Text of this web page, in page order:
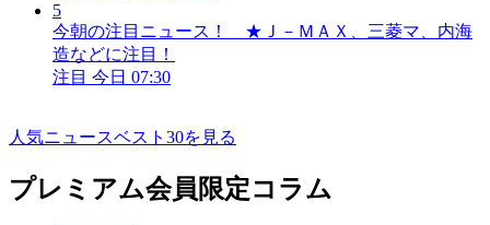
5
今朝の注目ニュース！ ★Ｊ－ＭＡＸ、三菱マ、内海
造などに注目！
注目 今日 07:30
人気ニュースベスト30を見る
プレミアム会員限定コラム